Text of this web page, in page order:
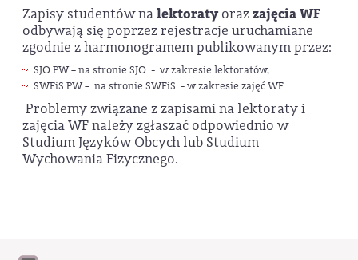
Zapisy studentów nalektoratyorazzajęcia WF
odbywają się poprzez rejestracje uruchamiane
zgodnie z harmonogramem publikowanym przez:
SJO PW – na stronie SJO - w zakresie lektoratów,
SWFiS PW – na stronie SWFiS - w zakresie zajęć WF.
Problemy związane z zapisami na lektoraty i
zajęcia WF należy zgłaszać odpowiednio w
Studium Języków Obcych lub Studium
Wychowania Fizycznego.